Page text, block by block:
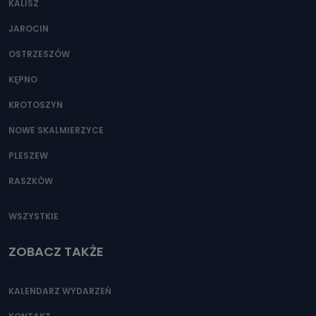
Można to zrobić pod numerem telefonu 62 735-51-05 lub
KALISZ
JAROCIN
OSTRZESZÓW
KĘPNO
KROTOSZYN
NOWE SKALMIERZYCE
PLESZEW
RASZKÓW
WSZYSTKIE
ZOBACZ TAKŻE
KALENDARZ WYDARZEŃ